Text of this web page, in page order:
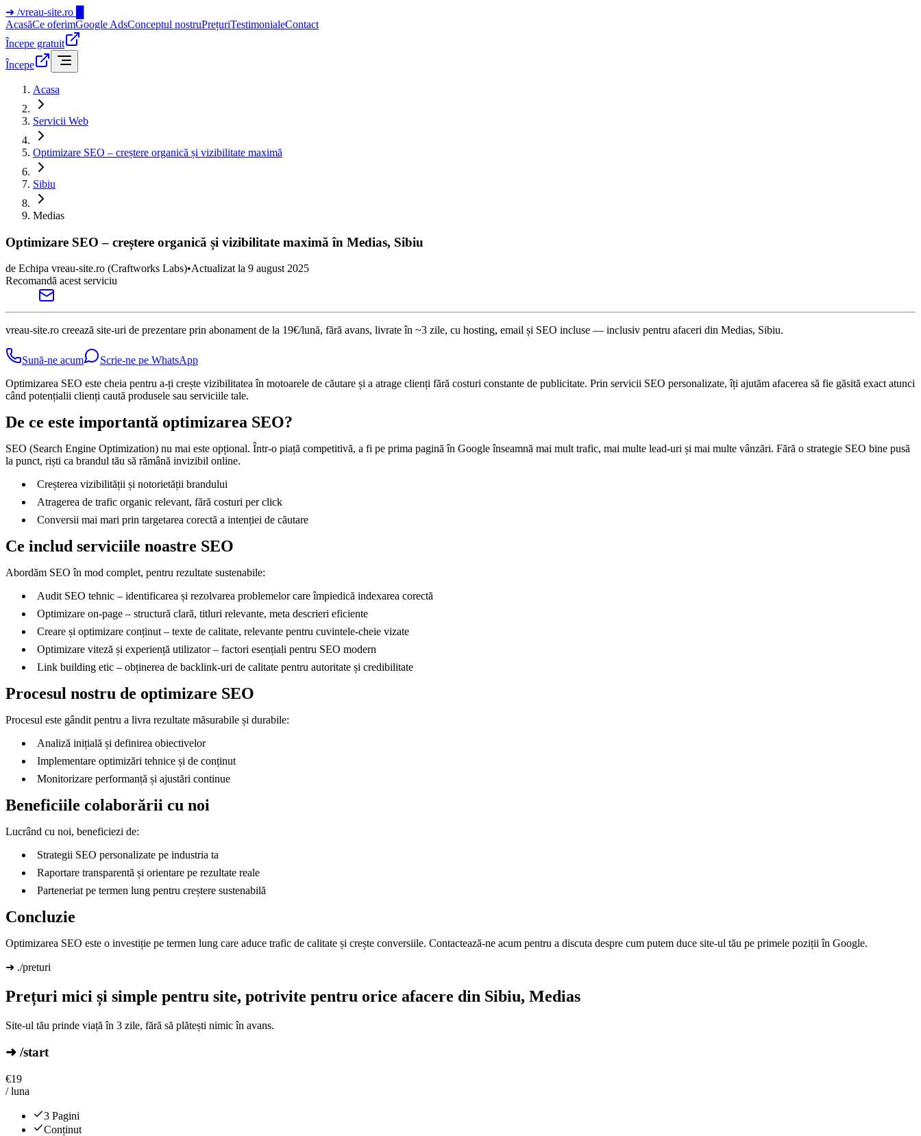
➜ /vreau-site.ro
AcasăCe oferimGoogle AdsConceptul nostruPrețuriTestimonialeContact
Începe gratuit
Începe
Acasa
Servicii Web
Optimizare SEO – creștere organică și vizibilitate maximă
Sibiu
Medias
Optimizare SEO – creștere organică și vizibilitate maximă în Medias, Sibiu
de Echipa vreau-site.ro (Craftworks Labs)•Actualizat la 9 august 2025
Recomandă acest serviciu
vreau-site.ro creează site-uri de prezentare prin abonament de la 19€/lună, fără avans, livrate în ~3 zile, cu hosting, email și SEO incluse — inclusiv pentru afaceri din Medias, Sibiu.
Sună-ne acum
Scrie-ne pe WhatsApp
Optimizarea SEO este cheia pentru a-ți crește vizibilitatea în motoarele de căutare și a atrage clienți fără costuri constante de publicitate. Prin servicii SEO personalizate, îți ajutăm afacerea să fie găsită exact atunci
când potențialii clienți caută produsele sau serviciile tale.
De ce este importantă optimizarea SEO?
SEO (Search Engine Optimization) nu mai este opțional. Într-o piață competitivă, a fi pe prima pagină în Google înseamnă mai mult trafic, mai multe lead-uri și mai multe vânzări. Fără o strategie SEO bine pusă
la punct, riști ca brandul tău să rămână invizibil online.
Creșterea vizibilității și notorietății brandului
Atragerea de trafic organic relevant, fără costuri per click
Conversii mai mari prin targetarea corectă a intenției de căutare
Ce includ serviciile noastre SEO
Abordăm SEO în mod complet, pentru rezultate sustenabile:
Audit SEO tehnic – identificarea și rezolvarea problemelor care împiedică indexarea corectă
Optimizare on-page – structură clară, titluri relevante, meta descrieri eficiente
Creare și optimizare conținut – texte de calitate, relevante pentru cuvintele-cheie vizate
Optimizare viteză și experiență utilizator – factori esențiali pentru SEO modern
Link building etic – obținerea de backlink-uri de calitate pentru autoritate și credibilitate
Procesul nostru de optimizare SEO
Procesul este gândit pentru a livra rezultate măsurabile și durabile:
Analiză inițială și definirea obiectivelor
Implementare optimizări tehnice și de conținut
Monitorizare performanță și ajustări continue
Beneficiile colaborării cu noi
Lucrând cu noi, beneficiezi de:
Strategii SEO personalizate pe industria ta
Raportare transparentă și orientare pe rezultate reale
Parteneriat pe termen lung pentru creștere sustenabilă
Concluzie
Optimizarea SEO este o investiție pe termen lung care aduce trafic de calitate și crește conversiile. Contactează-ne acum pentru a discuta despre cum putem duce site-ul tău pe primele poziții în Google.
➜ ./preturi
Prețuri mici și simple pentru site, potrivite pentru orice afacere din Sibiu, Medias
Site-ul tău prinde viață în 3 zile, fără să plătești nimic în avans.
➜ /start
€19
/ luna
3 Pagini
Conținut